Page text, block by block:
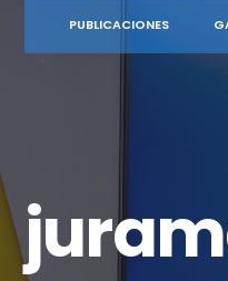
PUBLICACIONES